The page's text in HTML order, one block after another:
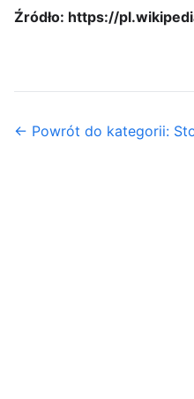
Źródło: https://
← Powrót do kategorii: